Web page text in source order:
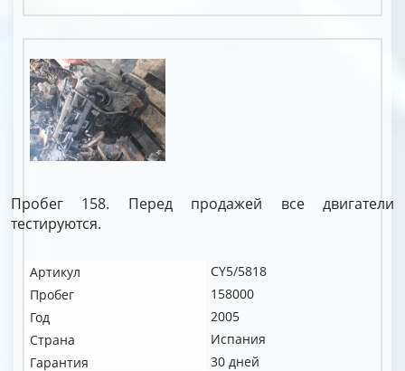
Пробег 158. Перед продажей все двигатели
тестируются.
Артикул
CY5/5818
Пробег
158000
Год
2005
Страна
Испания
Гарантия
30 дней